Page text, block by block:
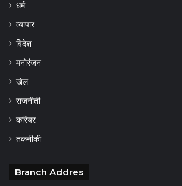
धर्म
व्यापार
विदेश
मनोरंजन
खेल
राजनीती
करियर
तकनीकी
Branch Addres